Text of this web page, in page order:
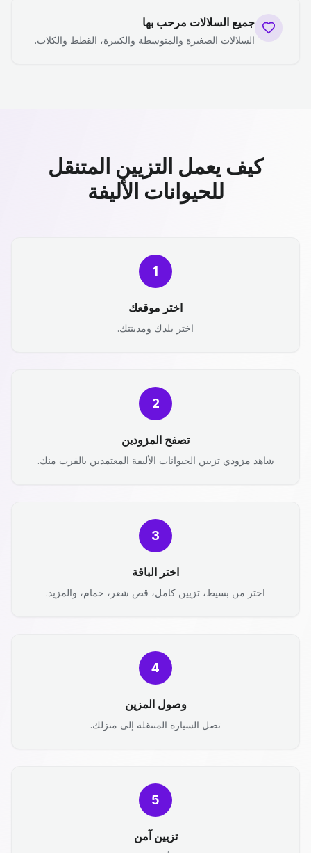
جميع السلالات مرحب بها
السلالات الصغيرة والمتوسطة والكبيرة، القطط والكلاب.
كيف يعمل التزيين المتنقل
للحيوانات الأليفة
1
اختر موقعك
اختر بلدك ومدينتك.
2
تصفح المزودين
شاهد مزودي تزيين الحيوانات الأليفة المعتمدين بالقرب منك.
3
اختر الباقة
اختر من بسيط، تزيين كامل، قص شعر، حمام، والمزيد.
4
وصول المزين
تصل السيارة المتنقلة إلى منزلك.
5
تزيين آمن